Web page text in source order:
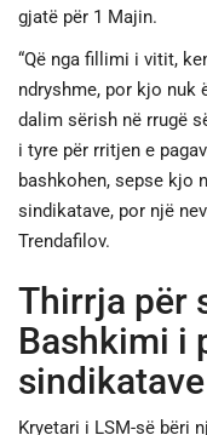
gjatë për 1 Majin.
“Që nga fillimi i vitit,
ndryshme, por kjo nuk
dalim sërish në rrugë
i tyre për rritjen e
bashkohen, sepse kjo
sindikatave, por një
Trendafilov.
Thirrja për
Bashkimi i
sindikatave
Kryetari i LSM-së bëri